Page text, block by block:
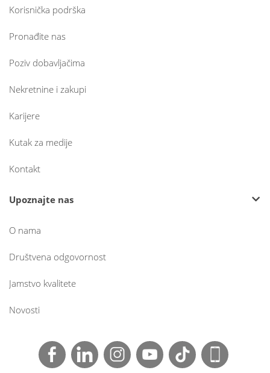
Korisnička podrška
Pronađite nas
Poziv dobavljačima
Nekretnine i zakupi
Karijere
Kutak za medije
Kontakt
Upoznajte nas
O nama
Društvena odgovornost
Jamstvo kvalitete
Novosti